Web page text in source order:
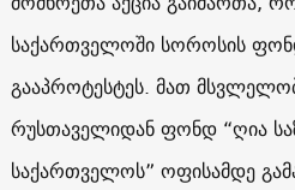
საქართველოში სოროსის
გააპროტესტეს. მათ
რუსთაველიდან ფონდ “ღია
საქართველოს” ოფისამდე